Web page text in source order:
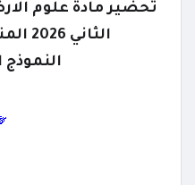
تحضير مادة علوم
الثاني 2026 المنهاج الاردني الجديد
النموذج